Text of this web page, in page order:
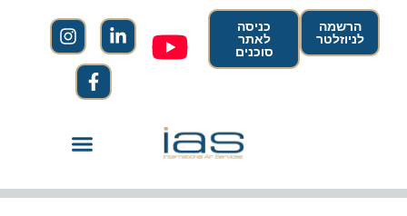
הרשמה
לניוזלטר
כניסה
לאתר
סוכנים